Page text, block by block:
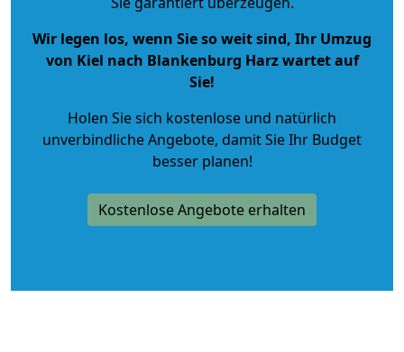
Wir legen los, wenn Sie so weit sind, Ihr Umzug
von Kiel nach Blankenburg Harz wartet auf
Sie!
Holen Sie sich kostenlose und natürlich
unverbindliche Angebote, damit Sie Ihr Budget
besser planen!
Kostenlose Angebote erhalten